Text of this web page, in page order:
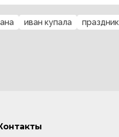
иван купала праздник